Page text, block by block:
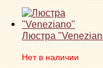
Люстра
Нет в наличии